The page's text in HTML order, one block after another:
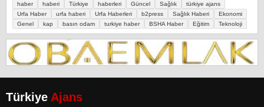
haber haberi Türkiye haberleri Güncel Sağlık
türkiye ajans
Urfa Haber
urfa haberi Urfa Haberleri b2press Sağlık Haberi
Ekonomi
Genel
kap basın odam turkiye haber BSHA Haber Eğitim Teknoloji
Türkiye Ajans